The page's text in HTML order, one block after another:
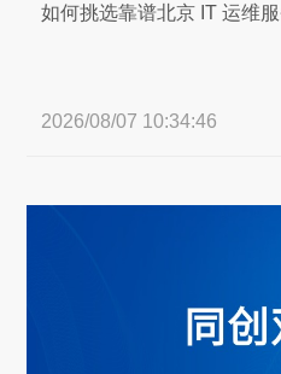
如何挑选靠谱北京 IT 运维
2026/08/07 10:34:46